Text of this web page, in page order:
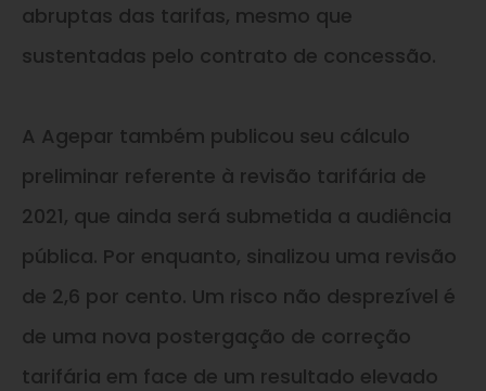
abruptas das tarifas, mesmo que
sustentadas pelo contrato de concessão.
A Agepar também publicou seu cálculo
preliminar referente à revisão tarifária de
2021, que ainda será submetida a audiência
pública. Por enquanto, sinalizou uma revisão
de 2,6 por cento. Um risco não desprezível é
de uma nova postergação de correção
tarifária em face de um resultado elevado